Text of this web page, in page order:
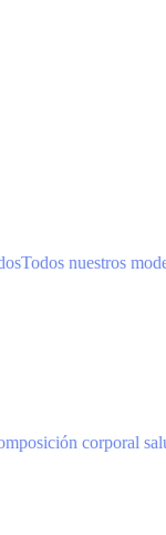
Todos nuestros
corporal